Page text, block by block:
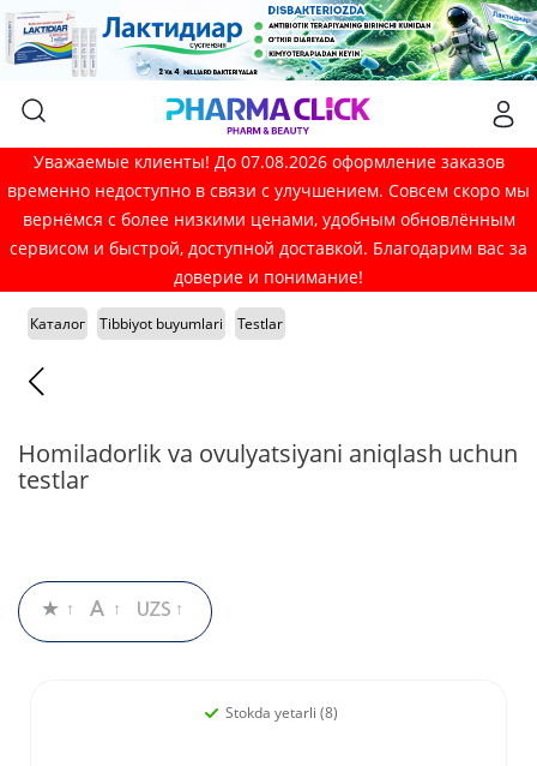
Уважаемые клиенты! До 07.08.2026 оформление заказов
временно недоступно в связи с улучшением. Совсем скоро мы
вернёмся с более низкими ценами, удобным обновлённым
сервисом и быстрой, доступной доставкой. Благодарим вас за
доверие и понимание!
Каталог Tibbiyot buyumlari Testlar
Homiladorlik va ovulyatsiyani aniqlash uchun
testlar
Stokda yetarli (8)